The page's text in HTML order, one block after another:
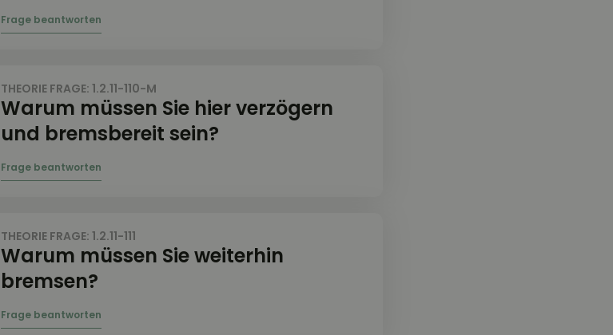
THEORIE FRAGE: 1.2.11-110-M
Warum müssen Sie hier verzögern
und bremsbereit sein?
THEORIE FRAGE: 1.2.11-111
Warum müssen Sie weiterhin
bremsen?